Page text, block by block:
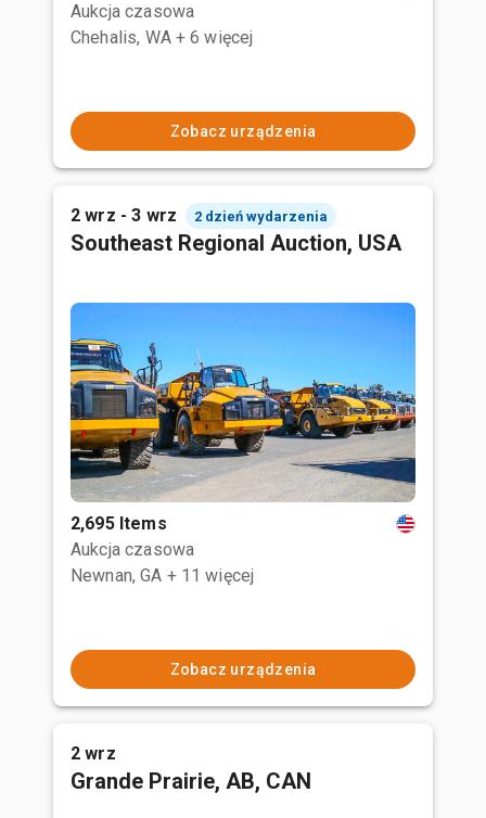
Aukcja czasowa
Chehalis, WA + 6 więcej
Zobacz urządzenia
2 wrz - 3 wrz 2 dzień wydarzenia
Southeast Regional Auction, USA
2,695 Items
Aukcja czasowa
Newnan, GA + 11 więcej
Zobacz urządzenia
2 wrz
Grande Prairie, AB, CAN